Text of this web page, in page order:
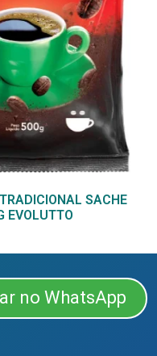
SACHE
EVOLUTTO
no WhatsApp